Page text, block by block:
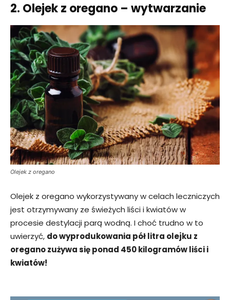
2. Olejek z oregano – wytwarzanie
Olejek z oregano
Olejek z oregano wykorzystywany w celach leczniczych
jest otrzymywany ze świeżych liści i kwiatów w
procesie destylacji parą wodną. I choć trudno w to
uwierzyć, do wyprodukowania pół litra olejku z
oregano zużywa się ponad 450 kilogramów liści i
kwiatów!